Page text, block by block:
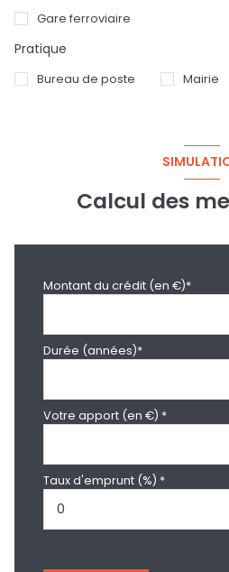
Gare ferroviaire
Pratique
Bureau de poste Mairie
Calcul des
Montant du crédit (en €)*
Durée (années)*
Votre apport (en €) *
Taux d'emprunt (%) *